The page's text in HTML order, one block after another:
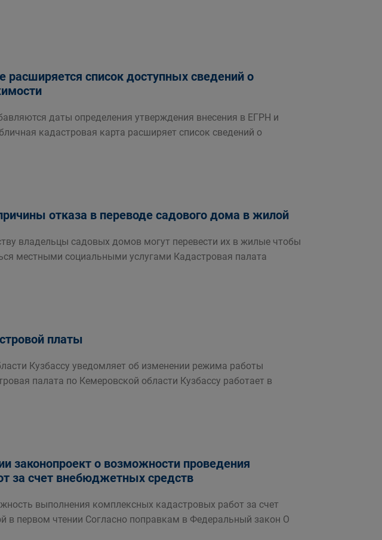
расширяется список доступных сведений о
даты определения утверждения внесения в ЕГРН и
кадастровая карта расширяет список сведений о
отказа в переводе садового дома в жилой
владельцы садовых домов могут перевести их в жилые чтобы
местными социальными услугами Кадастровая палата
платы
Кузбассу уведомляет об изменении режима работы
палата по Кемеровской области Кузбассу работает в
законопроект о возможности проведения
за счет внебюджетных средств
выполнения комплексных кадастровых работ за счет
в первом чтении Согласно поправкам в Федеральный закон О